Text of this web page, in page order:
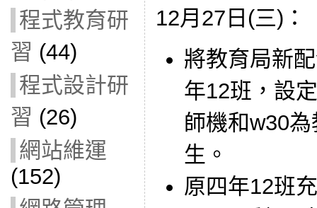
程式教育研
習 (44)
程式設計研
習 (26)
網站維運
(152)
12月27日(三)：
將教育局新
年12班，設
師機和w30
生。
原四年12班